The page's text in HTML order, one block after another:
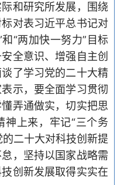
和研究所发展，围绕
对表习近平总书记对
和“两加快一努力”目标
全意识、增强自主创
了学习党的二十大精
示，要全面学习贯彻
弄通做实，切实把思
神上来，牢记“三个务
的二十大对科技创新提
，坚持以国家战略需
创新发展取得实实在